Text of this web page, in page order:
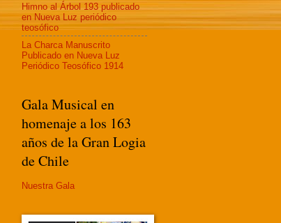
Himno al Árbol 193 publicado
en Nueva Luz periódico
teosófico
La Charca Manuscrito
Publicado en Nueva Luz
Periódico Teosófico 1914
Gala Musical en
homenaje a los 163
años de la Gran Logia
de Chile
Nuestra Gala